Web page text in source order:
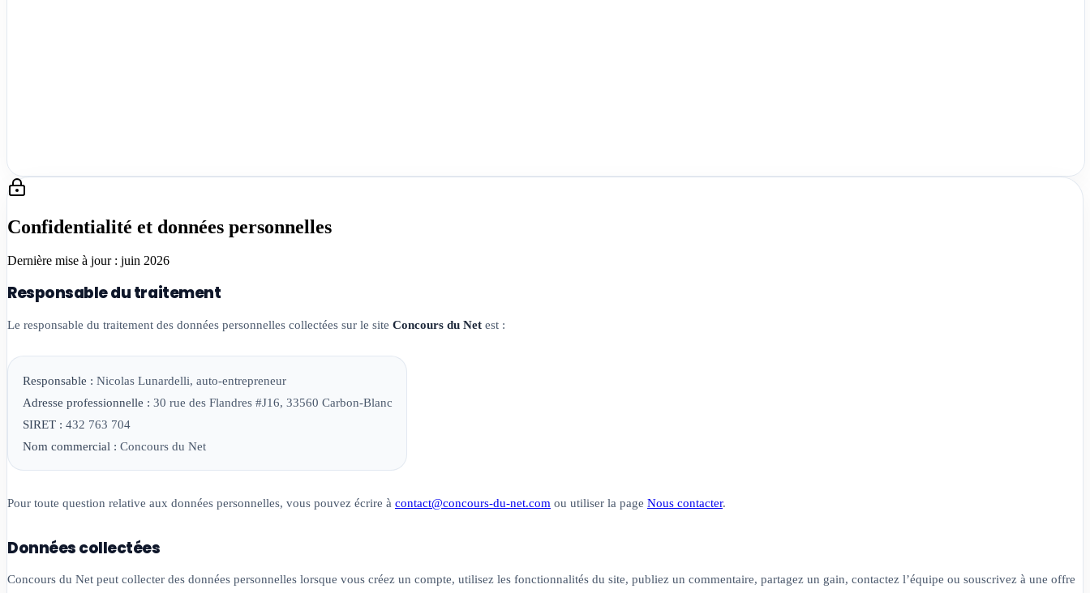
Confidentialité et données personnelles
Dernière mise à jour : juin 2026
Responsable du traitement
Le responsable du traitement des données personnelles collectées sur le site Concours du Net est :
Responsable : Nicolas Lunardelli, auto-entrepreneur
Adresse professionnelle : 30 rue des Flandres #J16, 33560 Carbon-Blanc
SIRET : 432 763 704
Nom commercial : Concours du Net
Pour toute question relative aux données personnelles, vous pouvez écrire à contact@concours-du-net.com ou utiliser la page Nous contacter.
Données collectées
Concours du Net peut collecter des données personnelles lorsque vous créez un compte, utilisez les fonctionnalités du site, publiez un commentaire, partagez un gain, contactez l’équipe ou souscrivez à une offre